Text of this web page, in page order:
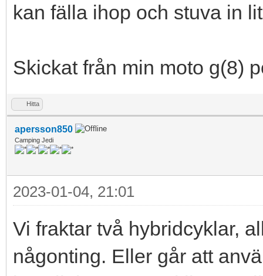
kan fälla ihop och stuva in
Skickat från min moto g(8)
Hitta
apersson850
Camping Jedi
2023-01-04, 21:01
Vi fraktar två hybridcyklar,
någonting. Eller går att